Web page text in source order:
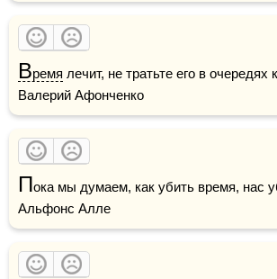
Время лечит, не тратьте его в очередях
Валерий Афонченко
Пока мы думаем, как убить время, нас
Альфонс Алле